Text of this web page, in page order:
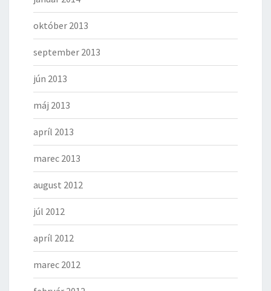
október 2013
september 2013
jún 2013
máj 2013
apríl 2013
marec 2013
august 2012
júl 2012
apríl 2012
marec 2012